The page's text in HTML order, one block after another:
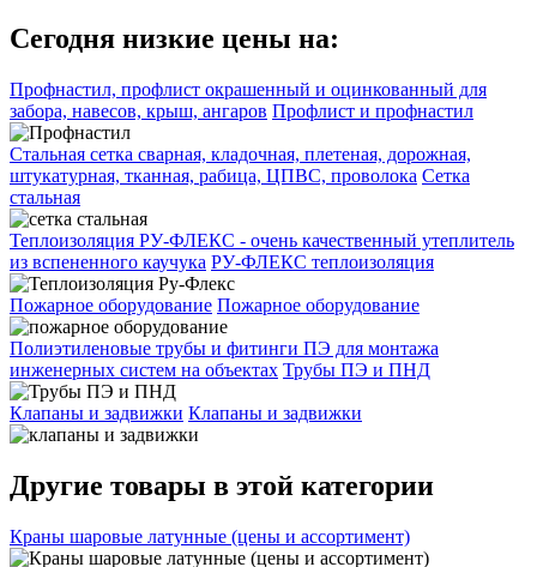
Сегодня низкие цены на:
Профнастил, профлист окрашенный и оцинкованный для
забора, навесов, крыш, ангаров Профлист и профнастил
Стальная сетка сварная, кладочная, плетеная, дорожная,
штукатурная, тканная, рабица, ЦПВС, проволока Сетка
стальная
Теплоизоляция РУ-ФЛЕКС - очень качественный утеплитель
из вспененного каучука РУ-ФЛЕКС теплоизоляция
Пожарное оборудование Пожарное оборудование
Полиэтиленовые трубы и фитинги ПЭ для монтажа
инженерных систем на объектах Трубы ПЭ и ПНД
Клапаны и задвижки Клапаны и задвижки
Другие товары в этой категории
Краны шаровые латунные (цены и ассортимент)